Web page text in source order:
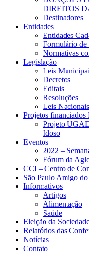
DIREITOS
Destinadores
Entidades
Entidades
Formulário de
Normativas
Legislação
Leis
Decretos
Editais
Resoluções
Leis Nacionais
Projetos
Projeto
Idoso
Eventos
2022 –
Fórum da
CCI – Centro de
São Paulo Amigo
Informativos
Artigos
Alimentação
Saúde
Eleição da
Relatórios das
Notícias
Contato